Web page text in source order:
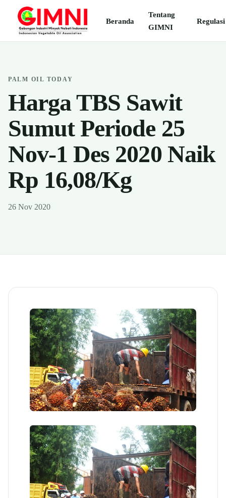
Beranda
Tentang
GIMNI
Regulasi
PALM OIL TODAY
Harga TBS Sawit
Sumut Periode 25
Nov-1 Des 2020 Naik
Rp 16,08/Kg
26 Nov 2020